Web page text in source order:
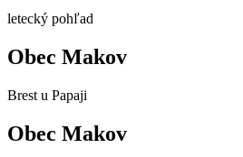
letecký pohľad
Obec Makov
Brest u Papaji
Obec Makov